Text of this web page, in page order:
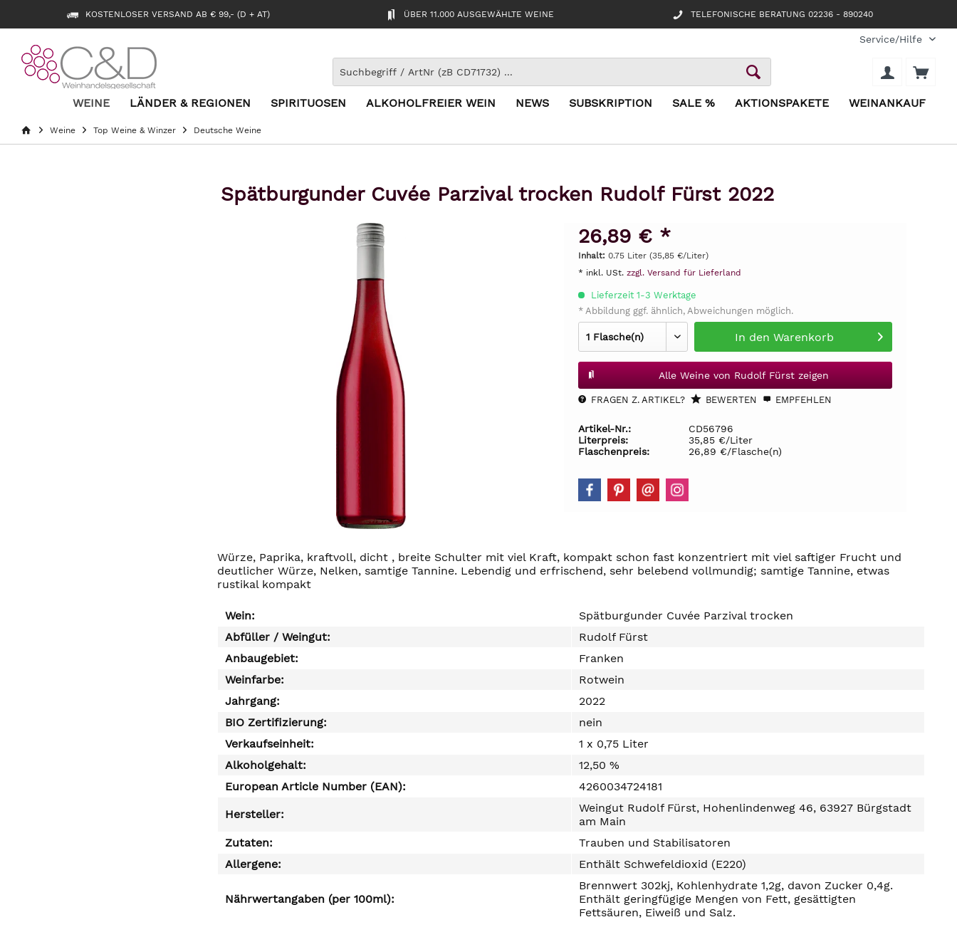
KOSTENLOSER VERSAND AB € 99,- (D + AT) ÜBER 11.000 AUSGEWÄHLTE WEINE TELEFONISCHE BERATUNG 02236 - 890240
Service/Hilfe
WEINE LÄNDER & REGIONEN SPIRITUOSEN ALKOHOLFREIER WEIN NEWS SUBSKRIPTION SALE % AKTIONSPAKETE WEINANKAUF
Weine Top Weine & Winzer Deutsche Weine
Spätburgunder Cuvée Parzival trocken Rudolf Fürst 2022
26,89 € *
Inhalt: 0.75 Liter (35,85 €/Liter)
* inkl. USt. zzgl. Versand für Lieferland
Lieferzeit 1-3 Werktage
* Abbildung ggf. ähnlich, Abweichungen möglich.
In den Warenkorb
Alle Weine von Rudolf Fürst zeigen
FRAGEN Z. ARTIKEL? BEWERTEN EMPFEHLEN
Artikel-Nr.:
CD56796
Literpreis:
35,85 €/Liter
Flaschenpreis:
26,89 €/Flasche(n)
Würze, Paprika, kraftvoll, dicht , breite Schulter mit viel Kraft, kompakt schon fast konzentriert mit viel saftiger Frucht und
deutlicher Würze, Nelken, samtige Tannine. Lebendig und erfrischend, sehr belebend vollmundig; samtige Tannine, etwas
rustikal kompakt
Wein:
Spätburgunder Cuvée Parzival trocken
Abfüller / Weingut:
Rudolf Fürst
Anbaugebiet:
Franken
Weinfarbe:
Rotwein
Jahrgang:
2022
BIO Zertifizierung:
nein
Verkaufseinheit:
1 x 0,75 Liter
Alkoholgehalt:
12,50 %
European Article Number (EAN):
4260034724181
Hersteller:
Weingut Rudolf Fürst, Hohenlindenweg 46, 63927 Bürgstadt
am Main
Zutaten:
Trauben und Stabilisatoren
Allergene:
Enthält Schwefeldioxid (E220)
Nährwertangaben (per 100ml):
Brennwert 302kj, Kohlenhydrate 1,2g, davon Zucker 0,4g.
Enthält geringfügige Mengen von Fett, gesättigten
Fettsäuren, Eiweiß und Salz.